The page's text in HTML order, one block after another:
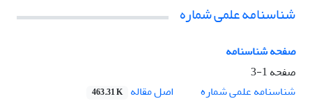
شناسنامه علمی شماره
صفحه شناسنامه
صفحه1-3
شناسنامه علمی شماره
اصل مقاله 463.31 K